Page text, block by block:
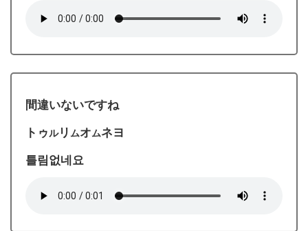
間違いないですね
トゥルリ ムオムネヨ
틀림없네요